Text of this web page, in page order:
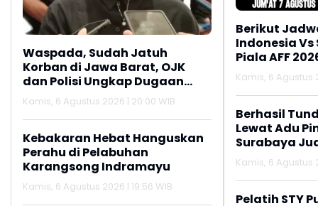
Waspada, Sudah Jatuh
Korban di Jawa Barat, OJK
dan Polisi Ungkap Dugaan
Penipuan Modus Titip Limit
Paylater
Kamis, 6 Agustus 2026 | 20:00 WIB
Kebakaran Hebat Hanguskan
Perahu di Pelabuhan
Karangsong Indramayu
Kamis, 6 Agustus 2026 | 19:56 WIB
Berikut
Indonesia
Piala AFF
Kamis, 6 Agustus
Berhasil
Lewat Adu
Surabaya
2026
Kamis, 6 Agustus
Pelatih STY